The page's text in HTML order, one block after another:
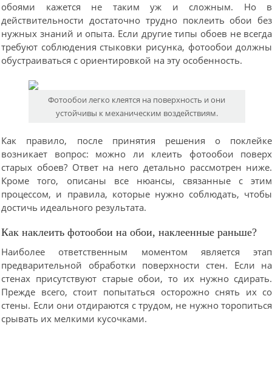
обоями кажется не таким уж и сложным. Но в
действительности достаточно трудно поклеить обои без
нужных знаний и опыта. Если другие типы обоев не всегда
требуют соблюдения стыковки рисунка, фотообои должны
обустраиваться с ориентировкой на эту особенность.
Фотообои легко клеятся на поверхность и они
устойчивы к механическим воздействиям.
Как правило, после принятия решения о поклейке
возникает вопрос: можно ли клеить фотообои поверх
старых обоев? Ответ на него детально рассмотрен ниже.
Кроме того, описаны все нюансы, связанные с этим
процессом, и правила, которые нужно соблюдать, чтобы
достичь идеального результата.
Как наклеить фотообои на обои, наклеенные раньше?
Наиболее ответственным моментом является этап
предварительной обработки поверхности стен. Если на
стенах присутствуют старые обои, то их нужно сдирать.
Прежде всего, стоит попытаться осторожно снять их со
стены. Если они отдираются с трудом, не нужно торопиться
срывать их мелкими кусочками.